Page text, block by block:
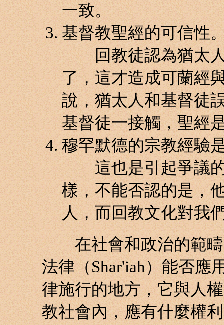
一致。
基督教聖經的可信性
回教徒認為猶太人
了，這才造成可蘭經
說，猶太人和基督徒
基督徒一接觸，聖經
穆罕默德的宗教經驗
這也是引起爭議的
樣，不能否認的是，
人，而回教文化對我
在社會和政治的範疇
法律（Shar'iah）能否應
律施行的地方，它與人
教社會內，應有什麼權